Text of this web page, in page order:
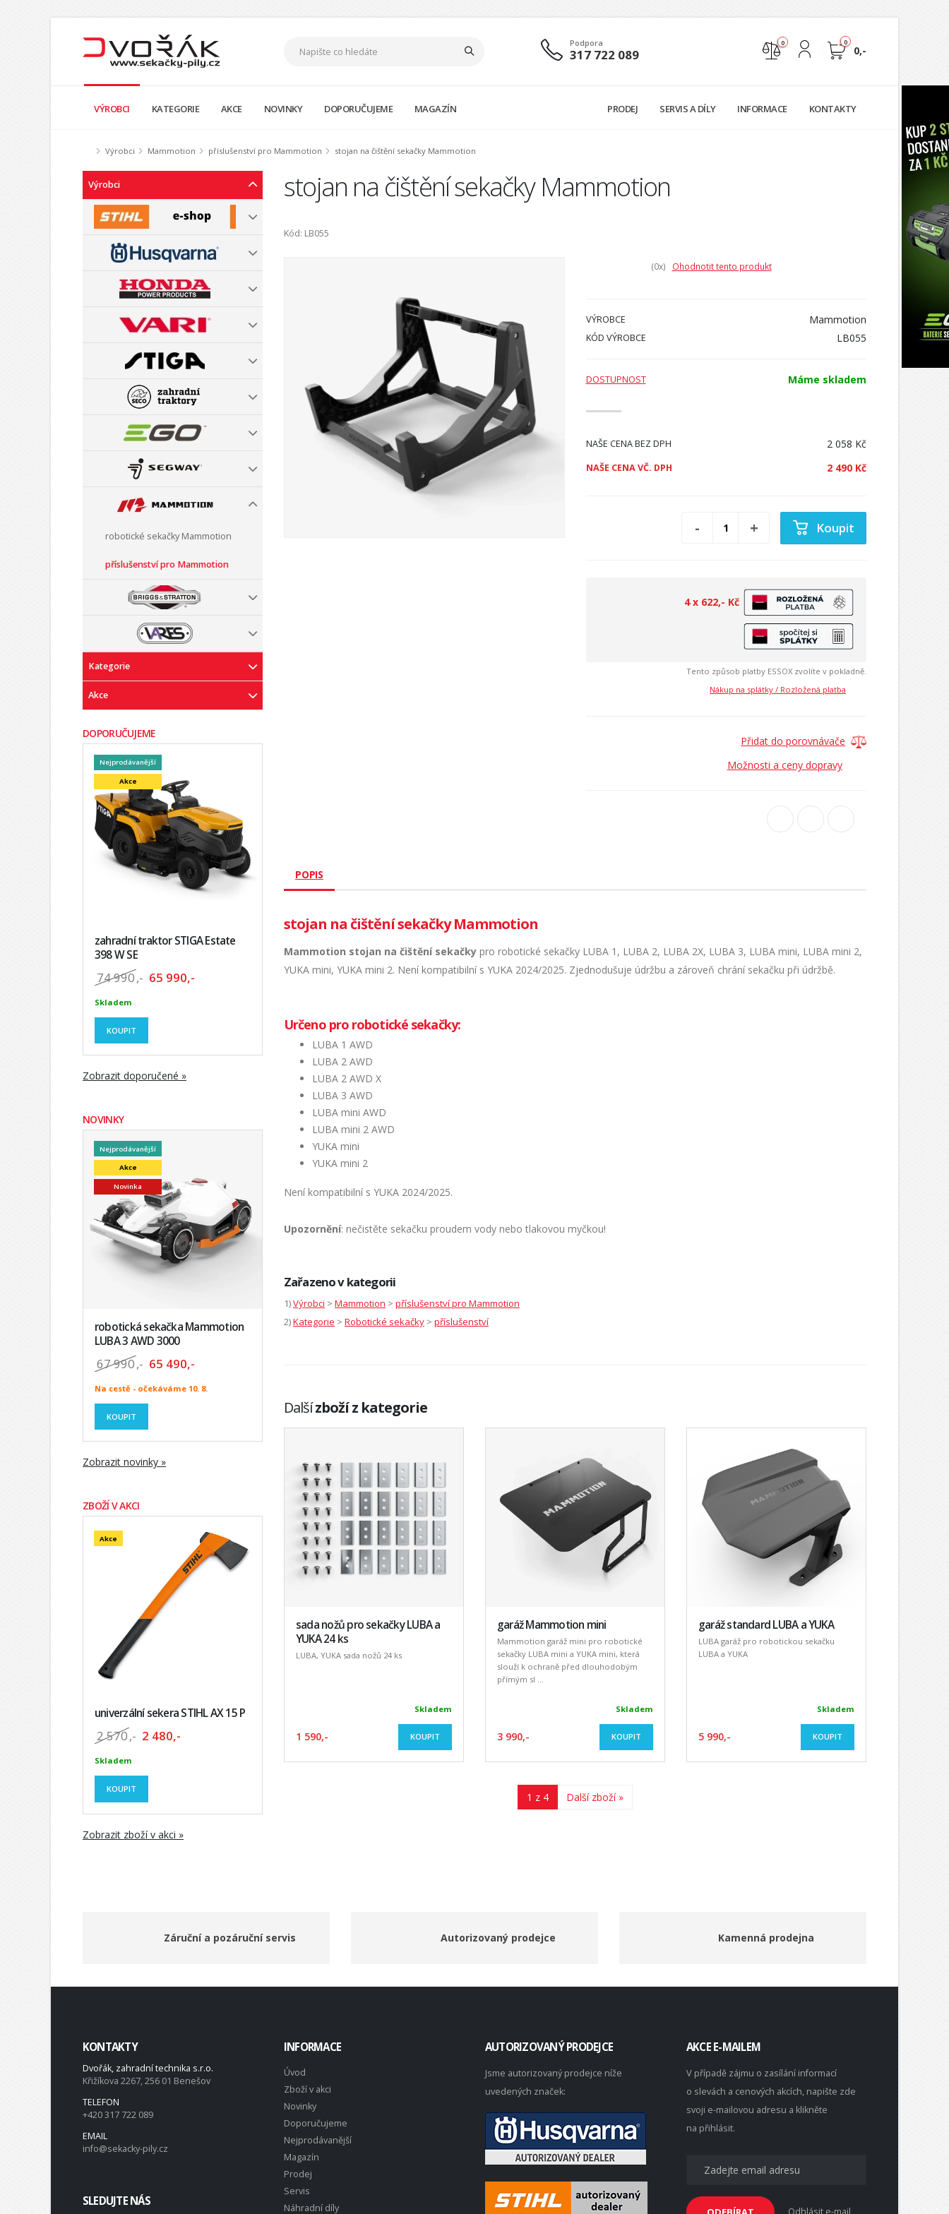
Podpora
317 722 089
0
0,-
0
VÝROBCI KATEGORIE AKCE NOVINKY DOPORUČUJEME MAGAZÍN PRODEJ SERVIS A DÍLY INFORMACE KONTAKTY
Výrobci Mammotion příslušenství pro Mammotion stojan na čištění sekačky Mammotion
Výrobci
robotické sekačky Mammotion
příslušenství pro Mammotion
Kategorie
Akce
DOPORUČUJEME
Nejprodávanější
Akce
zahradní traktor STIGA Estate
398 W SE
74 990,- 65 990,-
Skladem
KOUPIT
Zobrazit doporučené »
NOVINKY
Nejprodávanější
Akce
Novinka
robotická sekačka Mammotion
LUBA 3 AWD 3000
67 990,- 65 490,-
Na cestě - očekáváme 10. 8.
KOUPIT
Zobrazit novinky »
ZBOŽÍ V AKCI
Akce
univerzální sekera STIHL AX 15 P
2 570,- 2 480,-
Skladem
KOUPIT
Zobrazit zboží v akci »
stojan na čištění sekačky Mammotion
Kód: LB055
(0x) Ohodnotit tento produkt
VÝROBCE Mammotion
KÓD VÝROBCE LB055
DOSTUPNOST Máme skladem
NAŠE CENA BEZ DPH 2 058 Kč
NAŠE CENA VČ. DPH 2 490 Kč
Koupit
4 x 622,- Kč
Tento způsob platby ESSOX zvolíte v pokladně.
Nákup na splátky / Rozložená platba
Přidat do porovnávače
Možnosti a ceny dopravy
POPIS
stojan na čištění sekačky Mammotion
Mammotion stojan na čištění sekačky pro robotické sekačky LUBA 1, LUBA 2, LUBA 2X, LUBA 3, LUBA mini, LUBA mini 2,
YUKA mini, YUKA mini 2. Není kompatibilní s YUKA 2024/2025. Zjednodušuje údržbu a zároveň chrání sekačku při údržbě.
Určeno pro robotické sekačky:
LUBA 1 AWD
LUBA 2 AWD
LUBA 2 AWD X
LUBA 3 AWD
LUBA mini AWD
LUBA mini 2 AWD
YUKA mini
YUKA mini 2
Není kompatibilní s YUKA 2024/2025.
Upozornění: nečistěte sekačku proudem vody nebo tlakovou myčkou!
Zařazeno v kategorii
1)Výrobci > Mammotion > příslušenství pro Mammotion
2)Kategorie > Robotické sekačky > příslušenství
Dalšízboží z kategorie
sada nožů pro sekačky LUBA a
YUKA 24 ks
LUBA, YUKA sada nožů 24 ks
Skladem
1 590,- KOUPIT
garáž Mammotion mini
Mammotion garáž mini pro robotické
sekačky LUBA mini a YUKA mini, která
slouží k ochraně před dlouhodobým
přímým sl ...
Skladem
3 990,- KOUPIT
garáž standard LUBA a YUKA
LUBA garáž pro robotickou sekačku
LUBA a YUKA
Skladem
5 990,- KOUPIT
1 z 4 Další zboží »
Záruční a pozáruční servis Autorizovaný prodejce Kamenná prodejna
KONTAKTY
Dvořák, zahradní technika s.r.o.
Křižíkova 2267, 256 01 Benešov
TELEFON
+420 317 722 089
EMAIL
info@sekacky-pily.cz
SLEDUJTE NÁS
INFORMACE
Úvod
Zboží v akci
Novinky
Doporučujeme
Nejprodávanější
Magazín
Prodej
Servis
Náhradní díly
AUTORIZOVANÝ PRODEJCE
Jsme autorizovaný prodejce níže
uvedených značek:
AKCE E-MAILEM
V případě zájmu o zasílání informací
o slevách a cenových akcích, napište zde
svoji e-mailovou adresu a klikněte
na přihlásit.
Odhlásit e-mail